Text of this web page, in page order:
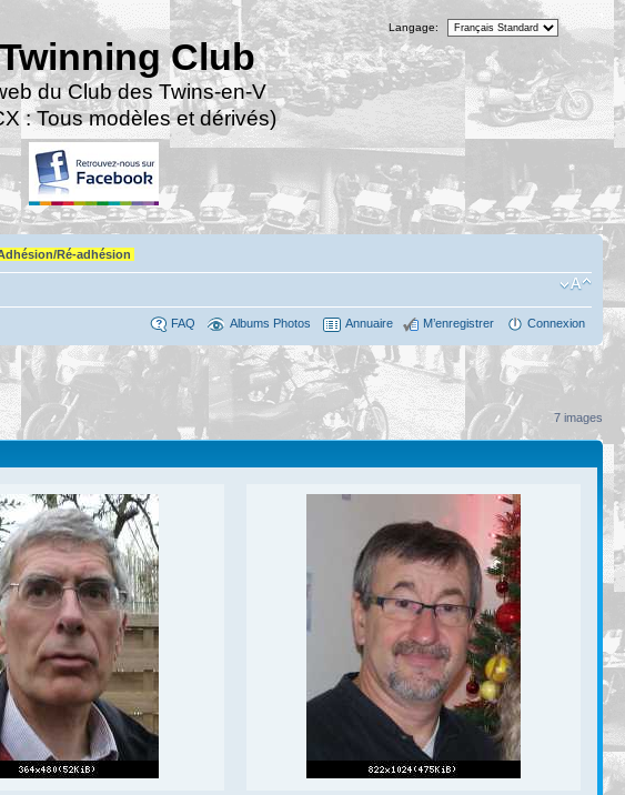
Club
du Club des Twins-en-V
: Tous modèles et dérivés)
Langage:
Ré-adhésion
FAQ Albums Photos Annuaire M’enregistrer Connexion
7 images